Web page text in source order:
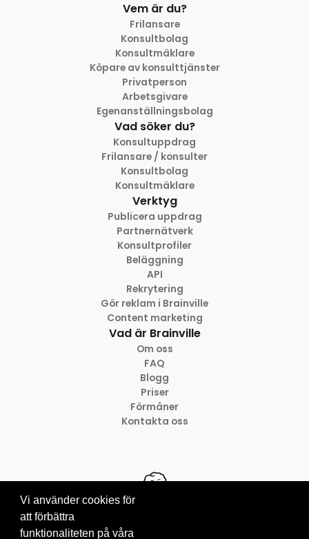
Vem är du?
Frilansare
Konsultbolag
Konsultmäklare
Köpare av konsulttjänster
Privatperson
Arbetsgivare
Egenanställningsbolag
Vad söker du?
Konsultuppdrag
Frilansare / konsulter
Konsultbolag
Konsultmäklare
Verktyg
Publicera uppdrag
Partnernätverk
Konsultprofiler
Beläggning
API
Rekrytering
Gör reklam i Brainville
Content marketing
Vad är Brainville
Om oss
FAQ
Blogg
Priser
Förmåner
Kontakta oss
© 2012-2026 Brainville AB
Vi använder cookies för
att förbättra
funktionaliteten på våra